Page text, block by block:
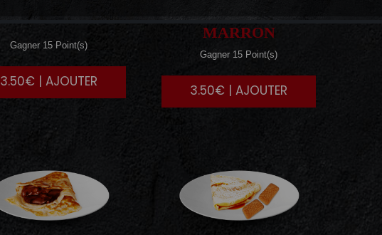
BEURREMIEL
Gagner 15 Point(s)
3.50€ | AJOUTER
CREMEDE
MARRON
Gagner 15 Point(s)
3.50€ | AJOUTER